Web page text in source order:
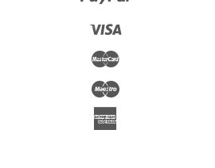
Maestro